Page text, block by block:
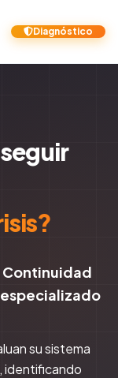
Diagnóstico
Continuidad
su sistema
identificando